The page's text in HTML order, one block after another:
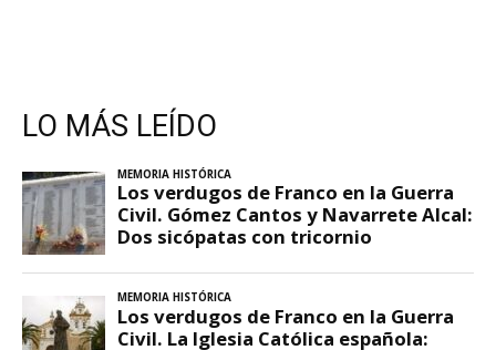
LO MÁS LEÍDO